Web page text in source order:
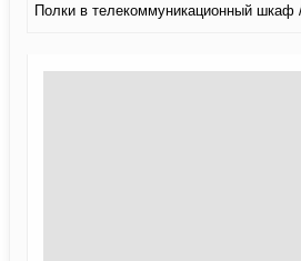
Полки в телекоммуникационный шкаф